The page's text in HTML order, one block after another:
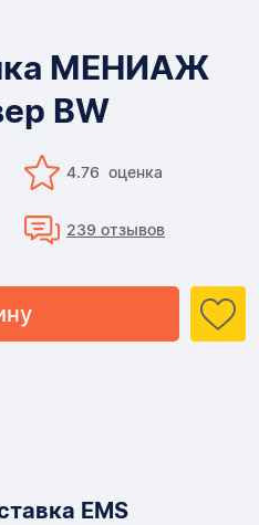
МЕНИАЖ
BW
4.76 оценка
239 отзывов
EMS